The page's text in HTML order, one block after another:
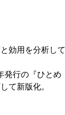
効用を分析して
発行の『ひとめ
て新版化。